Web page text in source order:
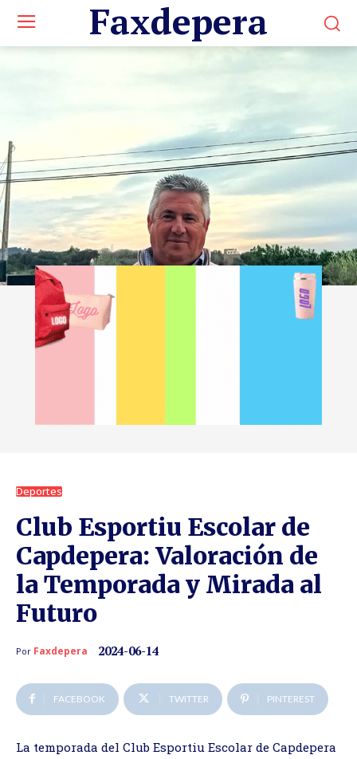
Faxdepera
Deportes
Club Esportiu Escolar de
Capdepera: Valoración de
la Temporada y Mirada al
Futuro
Por Faxdepera 2024-06-14
FACEBOOK TWITTER PINTEREST
La temporada del Club Esportiu Escolar de Capdepera